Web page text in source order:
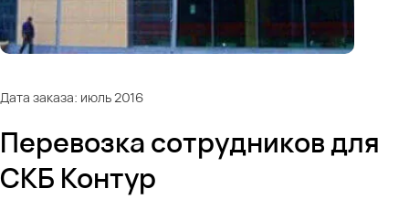
Дата заказа: июль 2016
Перевозка сотрудников для
СКБ Контур